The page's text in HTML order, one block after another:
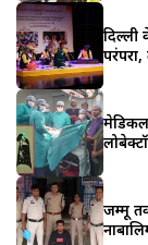
दिल्ली
जम्मू